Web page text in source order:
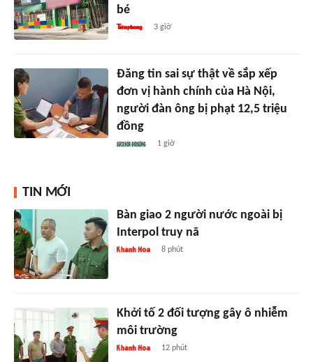
bé
3 giờ
Đăng tin sai sự thật về sắp xếp
đơn vị hành chính của Hà Nội,
người đàn ông bị phạt 12,5 triệu
đồng
1 giờ
TIN MỚI
Bàn giao 2 người nước ngoài bị
Interpol truy nã
8 phút
Khởi tố 2 đối tượng gây ô nhiễm
môi trường
12 phút